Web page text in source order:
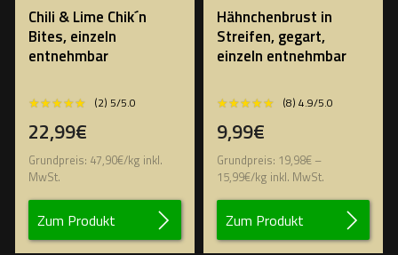
Chili & Lime Chik´n
Bites, einzeln
entnehmbar
★★★★★
★★★★★ (2) 5/5.0
22,99€
Grundpreis: 47,90€/kg inkl.
MwSt.
Zum Produkt
Hähnchenbrust in
Streifen, gegart,
einzeln entnehmbar
★★★★★
★★★★★ (8) 4.9/5.0
9,99€
Grundpreis: 19,98€ –
15,99€/kg inkl. MwSt.
Zum Produkt